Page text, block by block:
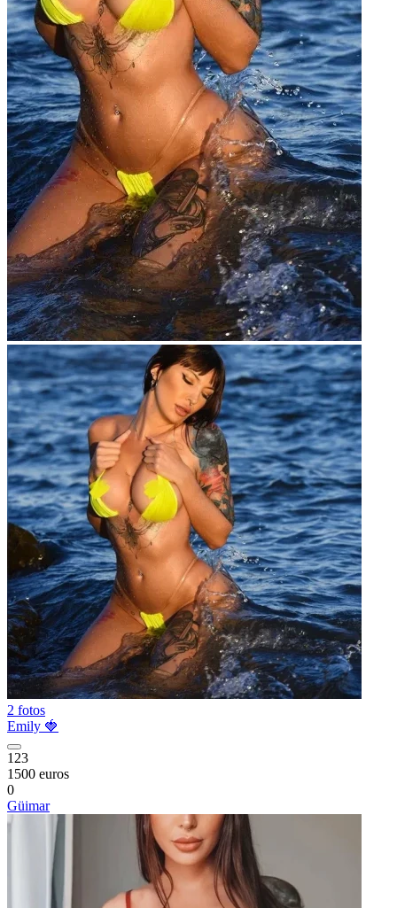
2 fotos
Emily 🍓
123
1500 euros
0
Güimar